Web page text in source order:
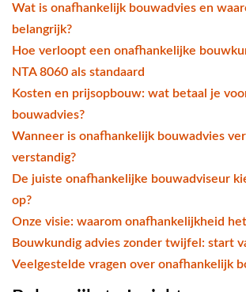
Wat is onafhankelijk bouwadvies en
belangrijk?
Hoe verloopt een onafhankelijke
NTA 8060 als standaard
Kosten en prijsopbouw: wat betaal je
bouwadvies?
Wanneer is onafhankelijk bouwadvies
verstandig?
De juiste onafhankelijke bouwadviseur
op?
Onze visie: waarom onafhankelijkheid
Bouwkundig advies zonder twijfel: start
Veelgestelde vragen over onafhankelijk